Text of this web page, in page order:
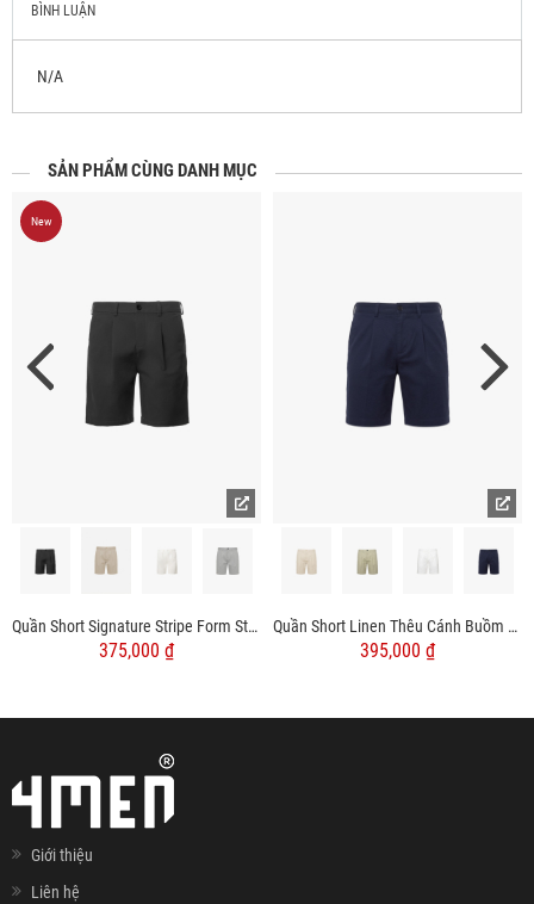
BÌNH LUẬN
N/A
SẢN PHẨM CÙNG DANH MỤC
New
Quần Short Signature Stripe Form Straight QS088
375,000 ₫
Quần Short Linen Thêu Cánh Buồm Form Straight QS087
395,000 ₫
Giới thiệu
Liên hệ